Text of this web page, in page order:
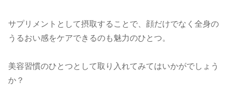
サプリメントとして摂取することで、顔だけでなく全身の
うるおい感をケアできるのも魅力のひとつ。
美容習慣のひとつとして取り入れてみてはいかがでしょう
か？